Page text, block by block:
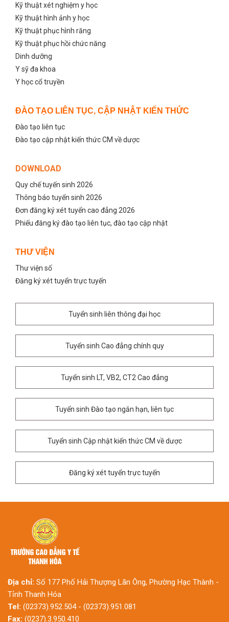
Kỹ thuật xét nghiệm y học
Kỹ thuật hình ảnh y học
Kỹ thuật phục hình răng
Kỹ thuật phục hồi chức năng
Dinh dưỡng
Y sỹ đa khoa
Y học cổ truyền
ĐÀO TẠO LIÊN TỤC, CẬP NHẬT KIẾN THỨC
Đào tạo liên tục
Đào tạo cập nhật kiến thức CM về dược
DOWNLOAD
Quy chế tuyến sinh 2026
Thông báo tuyển sinh 2026
Đơn đăng ký xét tuyển cao đẳng 2026
Phiếu đăng ký đào tạo liên tục, đào tạo cập nhật
THƯ VIỆN
Thư viện số
Đăng ký xét tuyển trực tuyến
Tuyển sinh liên thông đại học
Tuyển sinh Cao đẳng chính quy
Tuyển sinh LT, VB2, CT2 Cao đẳng
Tuyển sinh Đào tạo ngắn hạn, liên tục
Tuyển sinh Cập nhật kiến thức CM về dược
Đăng ký xét tuyển trực tuyến
Địa chỉ: Số 177 Phố Hải Thượng Lãn Ông, Phường Hạc Thành -
Tỉnh Thanh Hóa
Tel: (02373).952.504 - (02373).951.081
Fax: (0237).3.950.410